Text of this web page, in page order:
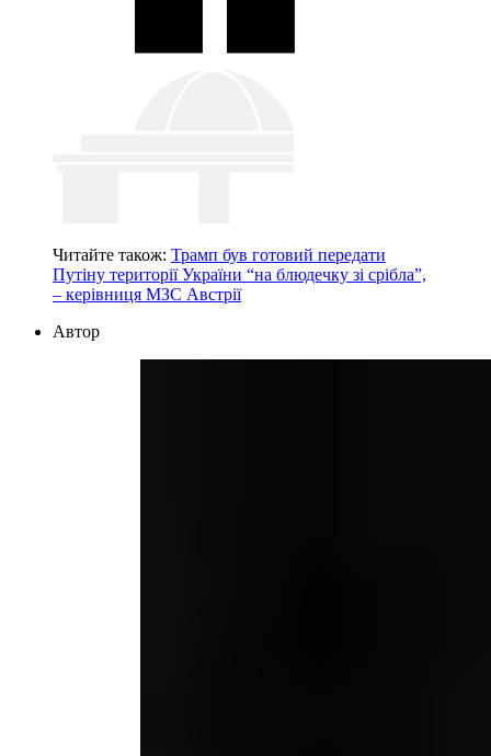
Читайте також: Трамп був готовий передати
Путіну території України “на блюдечку зі срібла”,
– керівниця МЗС Австрії
Автор